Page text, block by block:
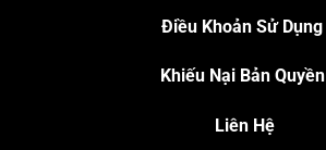
Điều Khoản Sử Dụng
Khiếu Nại Bản Quyền
Liên Hệ